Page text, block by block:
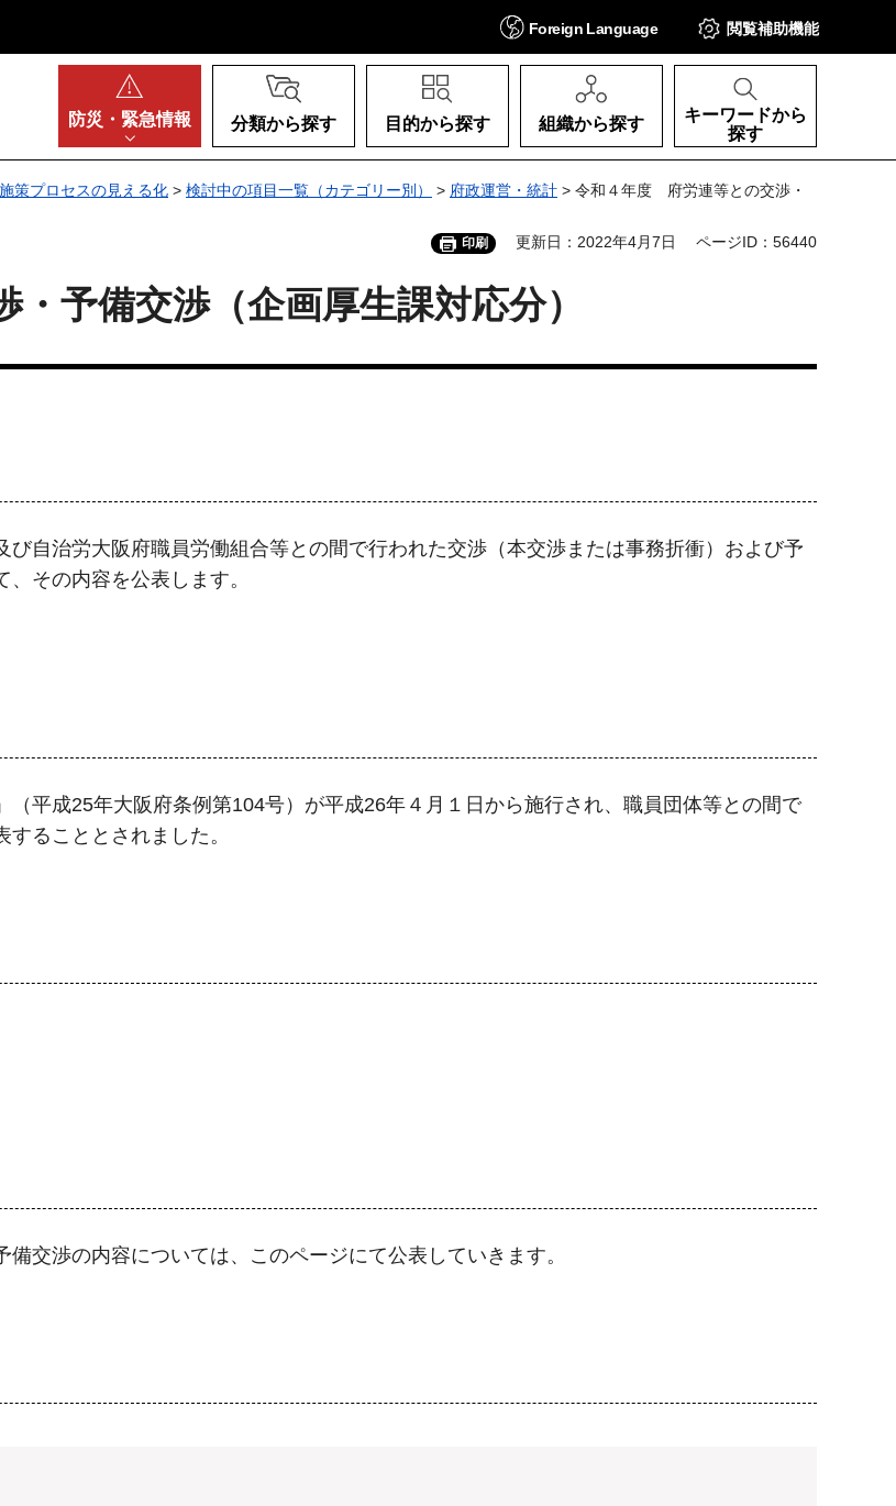
Foreign Language 閲覧補助機能
防災・ 緊急情報 分類から探す 目的から探す 組織から探す
キーワードから
探す
施策プロセスの見える化 > 検討中の項目一覧（カテゴリー別） > 府政運営・統計 > 令和４年度 府労連等との交渉・
印刷 更新日：2022年4月7日 ページID：56440
予備交渉（企画厚生課対応分）
自治労大阪府職員労働組合等との間で行われた交渉（本交渉または事務折衝）および予
その内容を公表します。
（平成25年大阪府条例第104号）が平成26年４月１日から施行され、職員団体等との間で
ることとされました。
交渉の内容については、このページにて公表していきます。